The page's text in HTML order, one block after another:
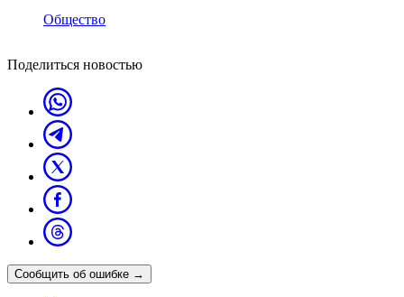
Общество
Поделиться новостью
Сообщить об ошибке →